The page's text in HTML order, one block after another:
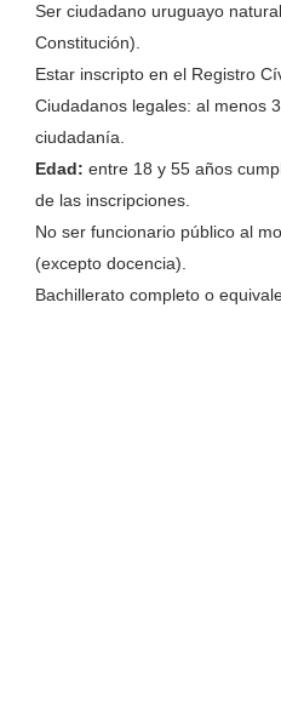
Ser ciudadano uruguayo
Constitución).
Estar inscripto en el Registro
Ciudadanos legales: al menos
ciudadanía.
Edad: entre 18 y 55 años
de las inscripciones.
No ser funcionario público al
(excepto docencia).
Bachillerato completo o